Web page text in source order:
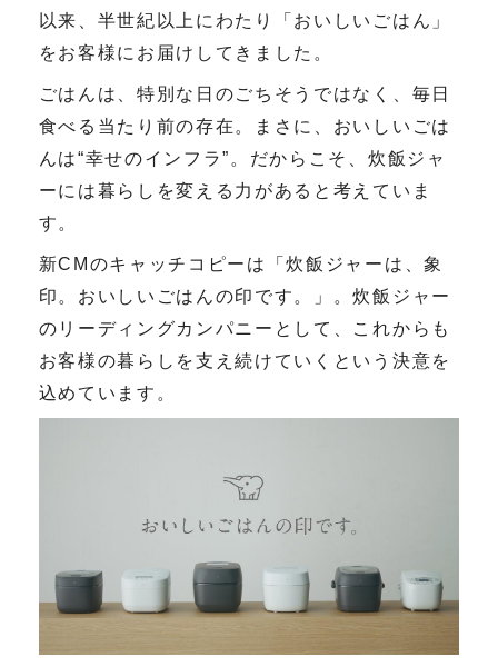
以来、半世紀以上にわたり「おいしいごはん」
をお客様にお届けしてきました。
ごはんは、特別な日のごちそうではなく、毎日
食べる当たり前の存在。まさに、おいしいごは
んは“幸せのインフラ”。だからこそ、炊飯ジャ
ーには暮らしを変える力があると考えていま
す。
新CMのキャッチコピーは「炊飯ジャーは、象
印。おいしいごはんの印です。」。炊飯ジャー
のリーディングカンパニーとして、これからも
お客様の暮らしを支え続けていくという決意を
込めています。